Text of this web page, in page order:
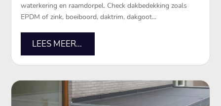
waterkering en raamdorpel.​ Check dakbedekking zoals
EPDM of zink, boeiboord, daktrim, dakgoot...
LEES MEER...